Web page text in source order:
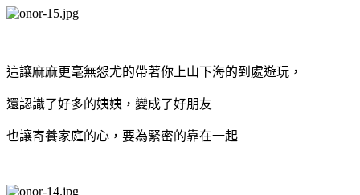
這讓麻麻更毫無怨尤的帶著你上山下海的到處遊玩，
還認識了好多的姨姨，變成了好朋友
也讓寄養家庭的心，要為緊密的靠在一起